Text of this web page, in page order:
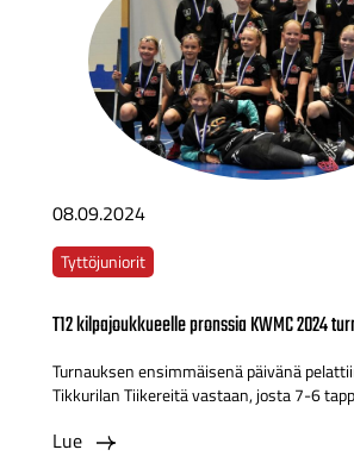
08.09.2024
Tyttöjuniorit
T12 kilpajoukkueelle pronssia KWMC 2024
Turnauksen ensimmäisenä päivänä
Tikkurilan Tiikereitä vastaan, josta 7-6
Lue